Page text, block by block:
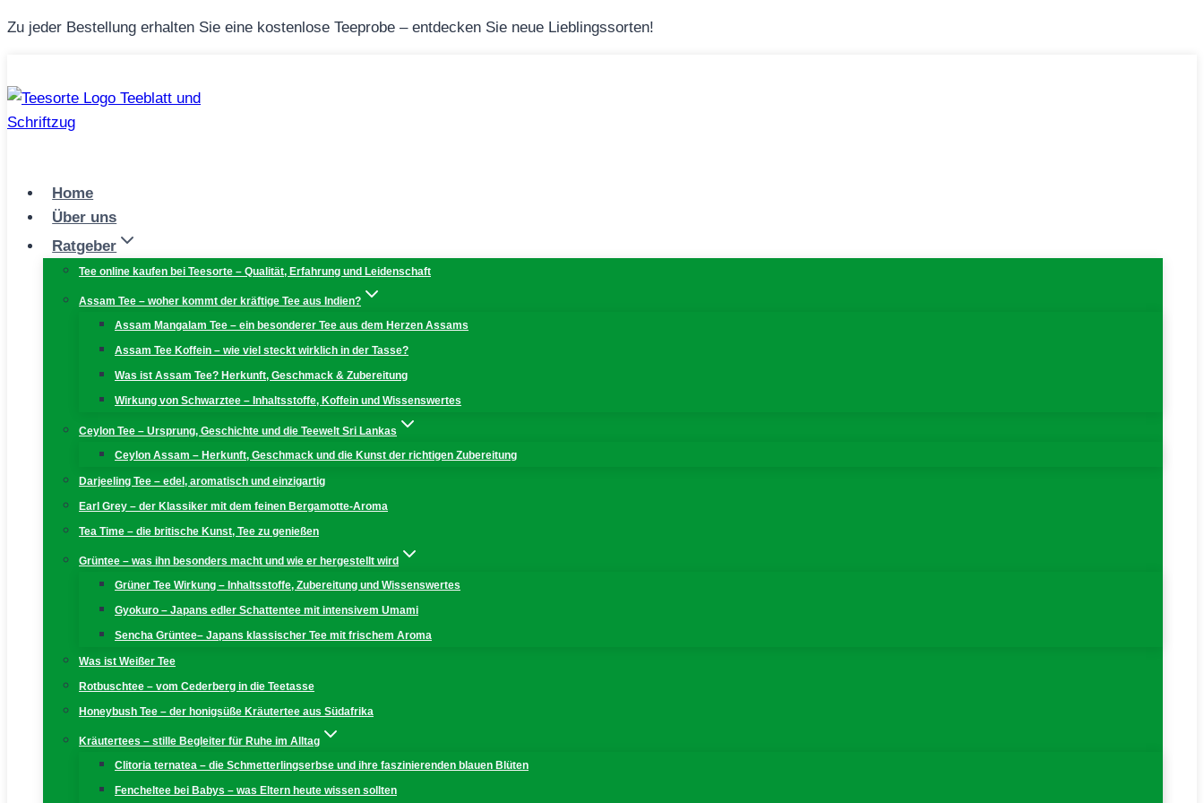
Zum
Zu jeder Bestellung erhalten Sie eine kostenlose Teeprobe – entdecken Sie neue Lieblingssorten!
Home
Über uns
Ratgeber
Tee online kaufen bei Teesorte – Qualität, Erfahrung und Leidenschaft
Assam Tee – woher kommt der kräftige Tee aus Indien?
Assam Mangalam Tee – ein besonderer Tee aus dem Herzen Assams
Assam Tee Koffein – wie viel steckt wirklich in der Tasse?
Was ist Assam Tee? Herkunft, Geschmack & Zubereitung
Wirkung von Schwarztee – Inhaltsstoffe, Koffein und Wissenswertes
Ceylon Tee – Ursprung, Geschichte und die Teewelt Sri Lankas
Ceylon Assam – Herkunft, Geschmack und die Kunst der richtigen Zubereitung
Darjeeling Tee – edel, aromatisch und einzigartig
Earl Grey – der Klassiker mit dem feinen Bergamotte-Aroma
Tea Time – die britische Kunst, Tee zu genießen
Grüntee – was ihn besonders macht und wie er hergestellt wird
Grüner Tee Wirkung – Inhaltsstoffe, Zubereitung und Wissenswertes
Gyokuro – Japans edler Schattentee mit intensivem Umami
Sencha Grüntee– Japans klassischer Tee mit frischem Aroma
Was ist Weißer Tee
Rotbuschtee – vom Cederberg in die Teetasse
Honeybush Tee – der honigsüße Kräutertee aus Südafrika
Kräutertees – stille Begleiter für Ruhe im Alltag
Clitoria ternatea – die Schmetterlingserbse und ihre faszinierenden blauen Blüten
Fencheltee bei Babys – was Eltern heute wissen sollten